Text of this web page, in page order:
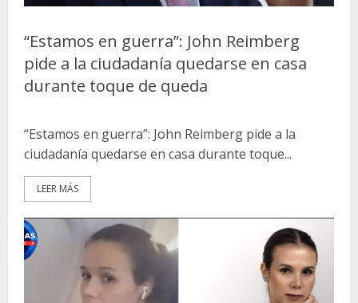
“Estamos en guerra”: John Reimberg
pide a la ciudadanía quedarse en casa
durante toque de queda
“Estamos en guerra”: John Reimberg pide a la
ciudadanía quedarse en casa durante toque...
LEER MÁS